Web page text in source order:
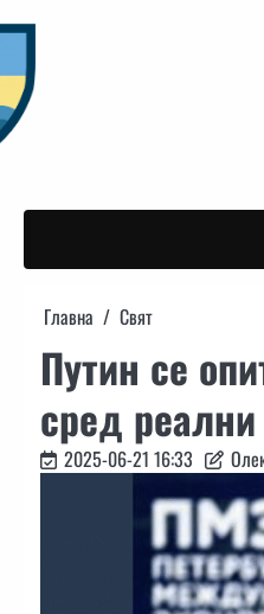
to
content
Главна Свят
Путин се
сред
2025-06-21 16:33